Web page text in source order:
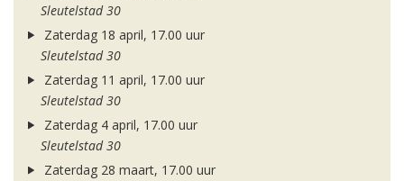
Sleutelstad 30
Zaterdag 18 april, 17.00 uur
Sleutelstad 30
Zaterdag 11 april, 17.00 uur
Sleutelstad 30
Zaterdag 4 april, 17.00 uur
Sleutelstad 30
Zaterdag 28 maart, 17.00 uur